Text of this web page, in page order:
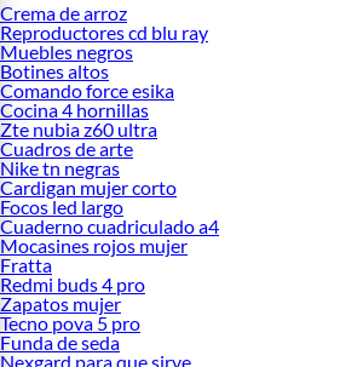
Crema de arroz
Reproductores cd blu ray
Muebles negros
Botines altos
Comando force esika
Cocina 4 hornillas
Zte nubia z60 ultra
Cuadros de arte
Nike tn negras
Cardigan mujer corto
Focos led largo
Cuaderno cuadriculado a4
Mocasines rojos mujer
Fratta
Redmi buds 4 pro
Zapatos mujer
Tecno pova 5 pro
Funda de seda
Nexgard para que sirve